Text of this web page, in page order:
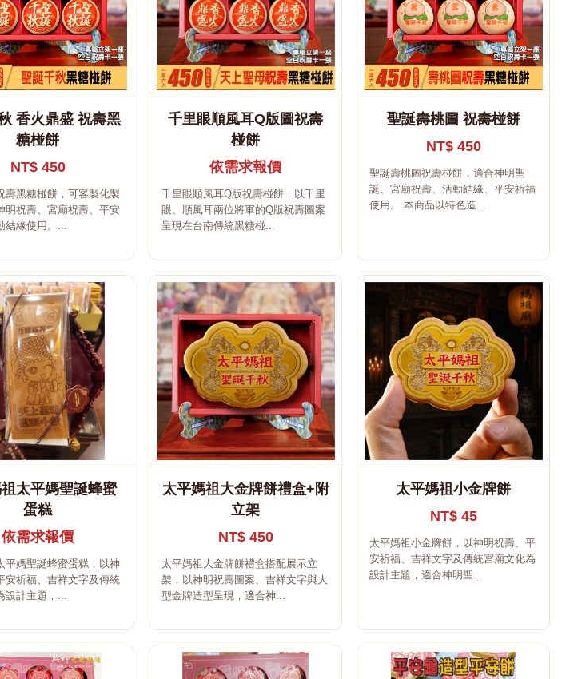
香火鼎盛 祝壽黑
糖椪餅
NT$ 450
壽黑糖椪餅，可客製化製
明祝壽、宮廟祝壽、平安
結緣使用。...
千里眼順風耳Q版圖祝壽
椪餅
依需求報價
千里眼順風耳Q版祝壽椪餅，以千里
眼、順風耳兩位將軍的Q版祝壽圖案
呈現在台南傳統黑糖椪...
聖誕壽桃圖 祝壽椪餅
NT$ 450
聖誕壽桃圖祝壽椪餅，適合神明聖
誕、宮廟祝壽、活動結緣、平安祈福
使用。 本商品以特色造...
太平媽聖誕蜂蜜
蛋糕
依需求報價
平媽聖誕蜂蜜蛋糕，以神
安祈福、吉祥文字及傳統
設計主題，...
太平媽祖大金牌餅禮盒+附
立架
NT$ 450
太平媽祖大金牌餅禮盒搭配展示立
架，以神明祝壽圖案、吉祥文字與大
型金牌造型呈現，適合神...
太平媽祖小金牌餅
NT$ 45
太平媽祖小金牌餅，以神明祝壽、平
安祈福、吉祥文字及傳統宮廟文化為
設計主題，適合神明聖...